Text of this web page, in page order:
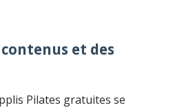
et des
Pilates gratuites se